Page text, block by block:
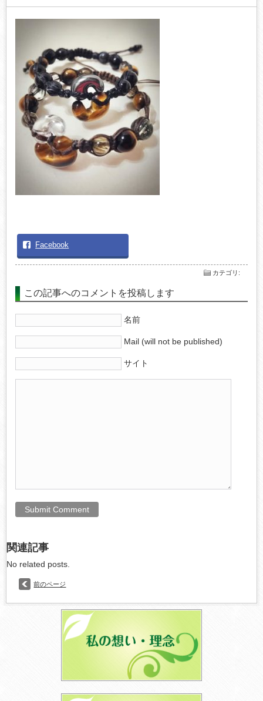
Facebook
カテゴリ :
この記事へのコメントを投稿します
名前
Mail (will not be published)
サイト
関連記事
No related posts.
前のページ